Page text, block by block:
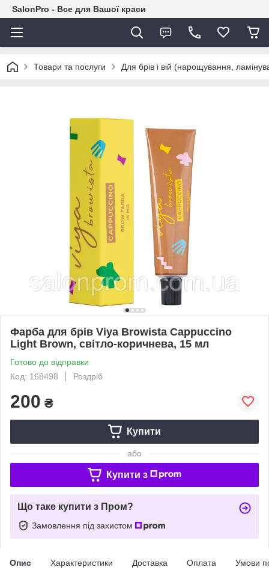
SalonPro - Все для Вашої краси
Товари та послуги Для брів і вій (нарощування,
Фарба для брів Viya Browista Cappuccino
Light Brown, світло-коричнева, 15 мл
Готово до відправки
Код: 168498
Роздріб
200 ₴
Купити
або
Купити з
Що таке купити з Пром?
Замовлення під захистом
Опис Характеристики Доставка Оплата Умови